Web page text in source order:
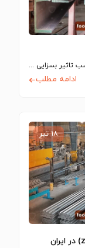
در پروژه‌های صنعتی و عمرانی، انتخاب مصالح مناسب تاثیر بسزایی در کیفیت، عملکرد، ایمنی…
ادامه مطلب
۱۸ تیر